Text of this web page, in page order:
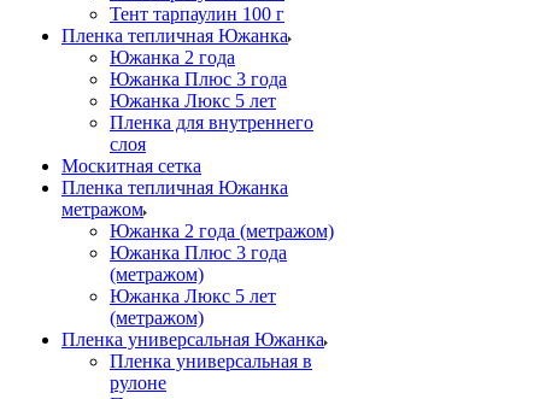
Тент тарпаулин 100 г
Пленка тепличная Южанка
Южанка 2 года
Южанка Плюс 3 года
Южанка Люкс 5 лет
Пленка для внутреннего
слоя
Москитная сетка
Пленка тепличная Южанка
метражом
Южанка 2 года (метражом)
Южанка Плюс 3 года
(метражом)
Южанка Люкс 5 лет
(метражом)
Пленка универсальная Южанка
Пленка универсальная в
рулоне